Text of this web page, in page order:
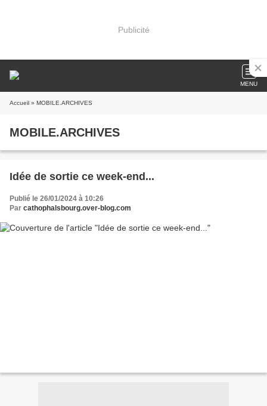
Publicité
MENU
Accueil » MOBILE.ARCHIVES
MOBILE.ARCHIVES
Idée de sortie ce week-end...
Publié le 26/01/2024 à 10:26
Par cathophalsbourg.over-blog.com